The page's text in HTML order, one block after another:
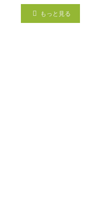
もっと見る